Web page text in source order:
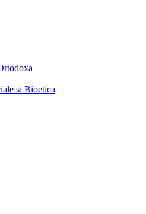
si Bioetica